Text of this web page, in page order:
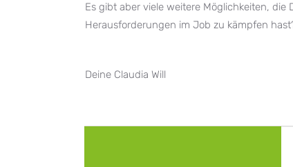
Es gibt aber viele weitere Möglichkeiten,
Herausforderungen im Job zu kämpfen
Deine Claudia Will